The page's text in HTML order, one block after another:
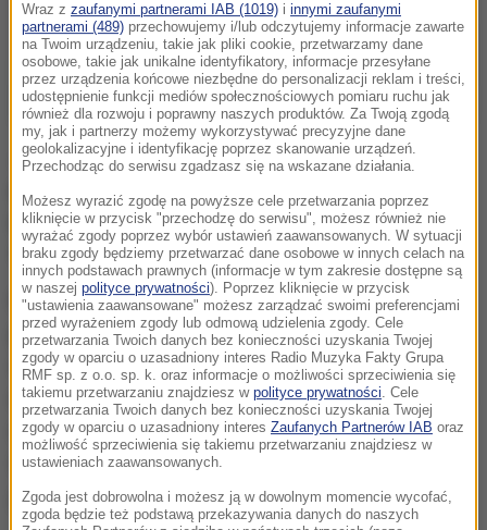
Jeszcze w tym roku 91 milionów złotych będzie
przeciw pneumokokom. Przewidziano to w
specustawie zdrowotnej.
Przetarg na kolejne kilkaset tysięcy szczepionek
przeciw pneumokokom, które 1 stycznia 2017 r.
weszły do kalendarza szczepień obowiązkowych,
ma zostać rozpisany jeszcze w tym roku. Będzie on
rozpisany mimo tego, że w Centralnej Bazie Rezerw
Sanitarno-Przeciwepidemicznych w Porębach jest
jeszcze około 900 tysięcy takich szczepionek.
Wraz z zaufanymi partnerami IAB (1019) i innymi zaufanymi
partnerami (489) przechowujemy i/lub odczytujemy informacje zawarte
na Twoim urządzeniu, takie jak pliki cookie, przetwarzamy dane
osobowe, takie jak unikalne identyfikatory, informacje przesyłane
przez urządzenia końcowe niezbędne do personalizacji reklam i treści,
udostępnienie funkcji mediów społecznościowych pomiaru ruchu jak
również dla rozwoju i poprawny naszych produktów. Za Twoją zgodą
my, jak i partnerzy możemy wykorzystywać precyzyjne dane
geolokalizacyjne i identyfikację poprzez skanowanie urządzeń.
Przechodząc do serwisu zgadzasz się na wskazane działania.
Możesz wyrazić zgodę na powyższe cele przetwarzania poprzez
kliknięcie w przycisk "przechodzę do serwisu", możesz również nie
wyrażać zgody poprzez wybór ustawień zaawansowanych. W sytuacji
braku zgody będziemy przetwarzać dane osobowe w innych celach na
innych podstawach prawnych (informacje w tym zakresie dostępne są
w naszej polityce prywatności). Poprzez kliknięcie w przycisk
"ustawienia zaawansowane" możesz zarządzać swoimi preferencjami
przed wyrażeniem zgody lub odmową udzielenia zgody. Cele
przetwarzania Twoich danych bez konieczności uzyskania Twojej
zgody w oparciu o uzasadniony interes Radio Muzyka Fakty Grupa
RMF sp. z o.o. sp. k. oraz informacje o możliwości sprzeciwienia się
takiemu przetwarzaniu znajdziesz w polityce prywatności . Cele
przetwarzania Twoich danych bez konieczności uzyskania Twojej
zgody w oparciu o uzasadniony interes Zaufanych Partnerów IAB oraz
możliwość sprzeciwienia się takiemu przetwarzaniu znajdziesz w
ustawieniach zaawansowanych.
Zgoda jest dobrowolna i możesz ją w dowolnym momencie wycofać,
zgoda będzie też podstawą przekazywania danych do naszych